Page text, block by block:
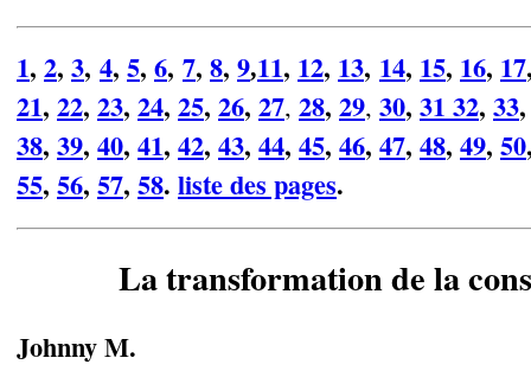
1, 2, 3, 4, 5, 6, 7, 8, 9,11, 12, 13, 14, 15, 16, 17
21, 22, 23, 24, 25, 26, 27, 28, 29, 30, 31 32, 33
38, 39, 40, 41, 42, 43, 44, 45, 46, 47, 48, 49, 50
55, 56, 57, 58. liste des pages.
La transformation de la
Johnny M.